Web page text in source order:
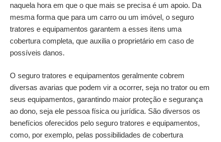
naquela hora em que o que mais se precisa é um apoio. Da
mesma forma que para um carro ou um imóvel, o seguro
tratores e equipamentos garantem a esses itens uma
cobertura completa, que auxilia o proprietário em caso de
possíveis danos.
O seguro tratores e equipamentos geralmente cobrem
diversas avarias que podem vir a ocorrer, seja no trator ou em
seus equipamentos, garantindo maior proteção e segurança
ao dono, seja ele pessoa física ou jurídica. São diversos os
benefícios oferecidos pelo seguro tratores e equipamentos,
como, por exemplo, pelas possibilidades de cobertura